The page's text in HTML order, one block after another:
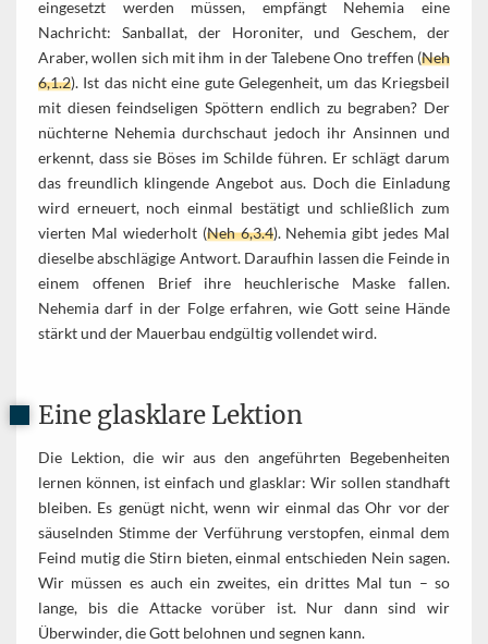
eingesetzt werden müssen, empfängt Nehemia eine
Nachricht: Sanballat, der Horoniter, und Geschem, der
Araber, wollen sich mit ihm in der Talebene Ono treffen (Neh
6,1.2). Ist das nicht eine gute Gelegenheit, um das Kriegsbeil
mit diesen feindseligen Spöttern endlich zu begraben? Der
nüchterne Nehemia durchschaut jedoch ihr Ansinnen und
erkennt, dass sie Böses im Schilde führen. Er schlägt darum
das freundlich klingende Angebot aus. Doch die Einladung
wird erneuert, noch einmal bestätigt und schließlich zum
vierten Mal wiederholt (Neh 6,3.4). Nehemia gibt jedes Mal
dieselbe abschlägige Antwort. Daraufhin lassen die Feinde in
einem offenen Brief ihre heuchlerische Maske fallen.
Nehemia darf in der Folge erfahren, wie Gott seine Hände
stärkt und der Mauerbau endgültig vollendet wird.
Eine glasklare Lektion
Die Lektion, die wir aus den angeführten Begebenheiten
lernen können, ist einfach und glasklar: Wir sollen standhaft
bleiben. Es genügt nicht, wenn wir einmal das Ohr vor der
säuselnden Stimme der Verführung verstopfen, einmal dem
Feind mutig die Stirn bieten, einmal entschieden Nein sagen.
Wir müssen es auch ein zweites, ein drittes Mal tun – so
lange, bis die Attacke vorüber ist. Nur dann sind wir
Überwinder, die Gott belohnen und segnen kann.